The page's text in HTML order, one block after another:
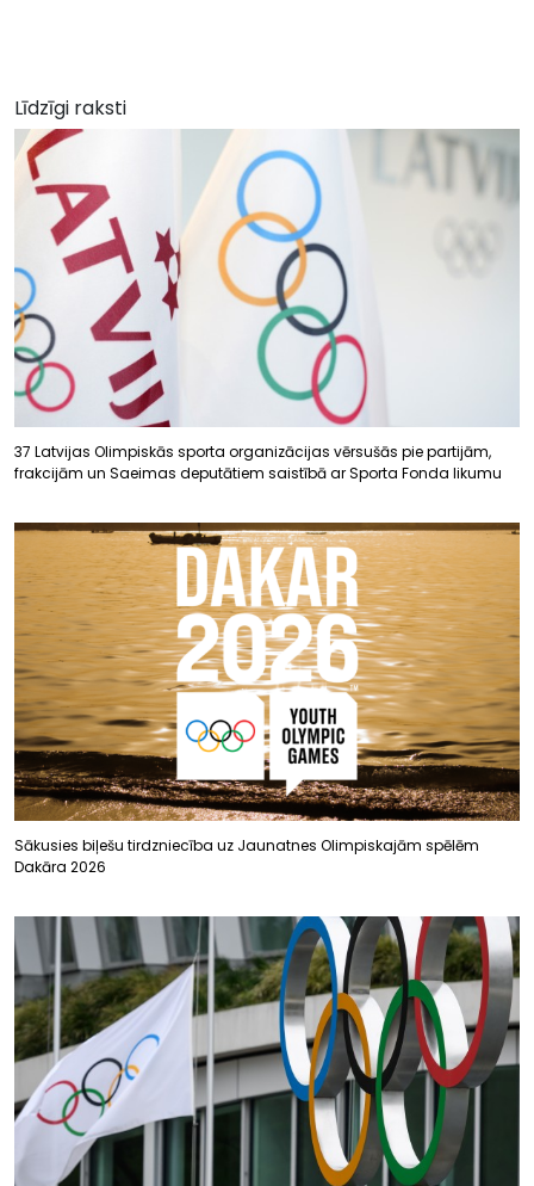
Līdzīgi raksti
37 Latvijas Olimpiskās sporta organizācijas vērsušās pie partijām,
frakcijām un Saeimas deputātiem saistībā ar Sporta Fonda likumu
Sākusies biļešu tirdzniecība uz Jaunatnes Olimpiskajām spēlēm
Dakāra 2026